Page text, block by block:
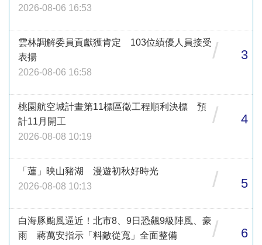
2026-08-06 16:53
雲林調解委員貢獻獲肯定 103位績優人員接受
表揚
2026-08-06 16:58
/ 3
桃園航空城計畫第11標區徵工程順利決標 預
計11月開工
2026-08-08 10:19
/ 4
「蓮」映山豬湖 漫遊初秋好時光
2026-08-08 10:13
/ 5
白海豚颱風逼近！北市8、9日恐飆9級陣風、豪
雨 蔣萬安指示「料敵從寬」全面整備
/ 6